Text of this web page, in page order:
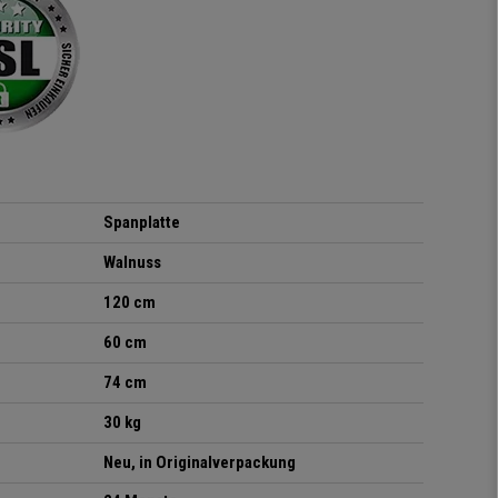
sitzt darin auch wirklich
gut! Die Sitzfläche, eine
elastisches Gewebe passt
sich der
Körperbewegung an.
Klare Kaufempfehlung!
Spanplatte
Walnuss
120 cm
60 cm
74 cm
30 kg
Neu, in Originalverpackung